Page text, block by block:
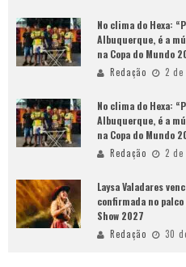
No clima do Hexa:
Albuquerque, é a
na Copa do Mundo
Redação 2
No clima do Hexa:
Albuquerque, é a
na Copa do Mundo
Redação 2
Laysa Valadares
confirmada no
Show 2027
Redação 30